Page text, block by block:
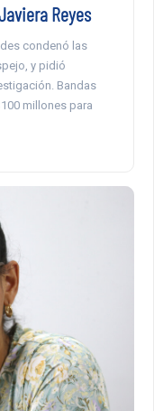
Reyes
condenó las
y pidió
Bandas
millones para